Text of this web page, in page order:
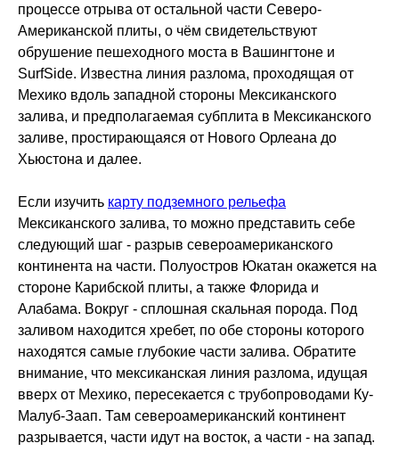
процессе отрыва от остальной части Северо-
Американской плиты, о чём свидетельствуют
обрушение пешеходного моста в Вашингтоне и
SurfSide. Известна линия разлома, проходящая от
Мехико вдоль западной стороны Мексиканского
залива, и предполагаемая субплита в Мексиканского
заливе, простирающаяся от Нового Орлеана до
Хьюстона и далее.
Если изучить карту подземного рельефа
Мексиканского залива, то можно представить себе
следующий шаг - разрыв североамериканского
континента на части. Полуостров Юкатан окажется на
стороне Карибской плиты, а также Флорида и
Алабама. Вокруг - сплошная скальная порода. Под
заливом находится хребет, по обе стороны которого
находятся самые глубокие части залива. Обратите
внимание, что мексиканская линия разлома, идущая
вверх от Мехико, пересекается с трубопроводами Ку-
Малуб-Заап. Там североамериканский континент
разрывается, части идут на восток, а части - на запад.